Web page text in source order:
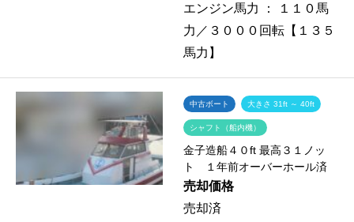
エンジン馬力 ：
１１０馬
力／３０００回転【１３５
馬力】
中古ボート 大きさ 31ft ～ 40ft
シャフト（船内機）
金子造船４０ft 最高３１ノッ
ト １年前オーバーホール済
売却価格
売却済